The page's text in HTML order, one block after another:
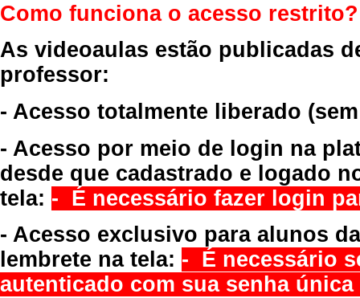
Como funciona o acesso restrito?
As videoaulas estão publicadas
professor:
- Acesso totalmente liberado
- Acesso por meio de login na
desde que cadastrado e logado
tela: - É necessário fazer login
- Acesso exclusivo para alunos
lembrete na tela: - É necessário
autenticado com sua senha